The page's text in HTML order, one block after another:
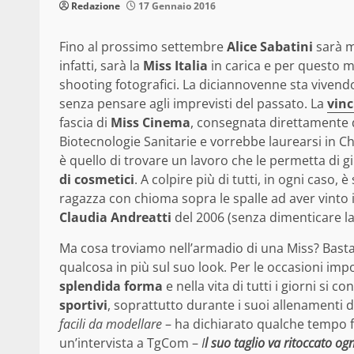
Redazione 17 Gennaio 2016
Fino al prossimo settembreAlice Sabatini sarà
infatti, sarà la Miss Italia in carica e per questo
shooting fotografici. La diciannovenne sta
senza pensare agli imprevisti del passato. La
fascia di Miss Cinema, consegnata direttamente
Biotecnologie Sanitarie e vorrebbe laurearsi in
è quello di trovare un lavoro che le permetta di
di cosmetici. A colpire più di tutti, in ogni caso, è
ragazza con chioma sopra le spalle ad aver
Claudia Andreatti del 2006 (senza dimenticare
Ma cosa troviamo nell’armadio di una Miss?
qualcosa in più sul suo look. Per le occasioni
splendida forma e nella vita di tutti i giorni si
sportivi, soprattutto durante i suoi allenamenti
facili da modellare– ha dichiarato qualche tempo
un’intervista a TgCom –Il suo taglio va ritoccato